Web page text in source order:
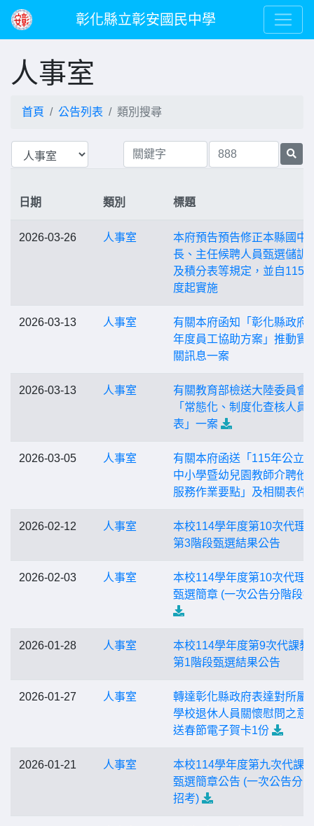
彰化縣立彰安國民中學
人事室
首頁 公告列表 類別搜尋
日期 類別 標題
2026-03-26 人事室
本府預告預告修正本縣國中
長、主任候聘人員甄選儲訓
及積分表等規定，並自115
度起實施
2026-03-13 人事室
有關本府函知「彰化縣政府
年度員工協助方案」推動實
關訊息一案
2026-03-13 人事室
有關教育部檢送大陸委員會
「常態化、制度化查核人員
表」一案
2026-03-05 人事室
有關本府函送「115年公立
中小學暨幼兒園教師介聘他
服務作業要點」及相關表件
2026-02-12 人事室
本校114學年度第10次代理
第3階段甄選結果公告
2026-02-03 人事室
本校114學年度第10次代理
甄選簡章 (一次公告分階段
2026-01-28 人事室
本校114學年度第9次代課教
第1階段甄選結果公告
2026-01-27 人事室
轉達彰化縣政府表達對所屬
學校退休人員關懷慰問之意
送春節電子賀卡1份
2026-01-21 人事室
本校114學年度第九次代課
甄選簡章公告 (一次公告分
招考)